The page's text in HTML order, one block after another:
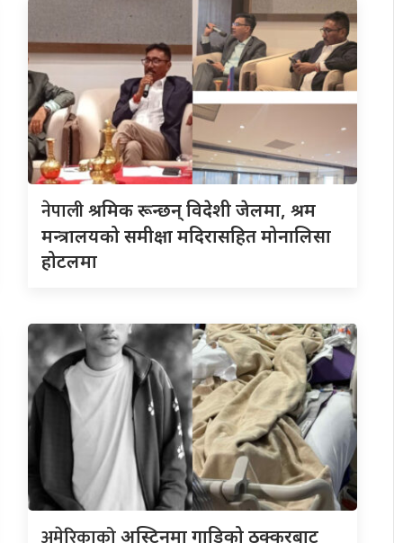
नेपालीश्रमिक रून्छन् विदेशी जेलमा, श्रम
मन्त्रालयको समीक्षा मदिरासहित मोनालिसा
होटलमा
अस्टिनमा गाडिको ठक्करबाट